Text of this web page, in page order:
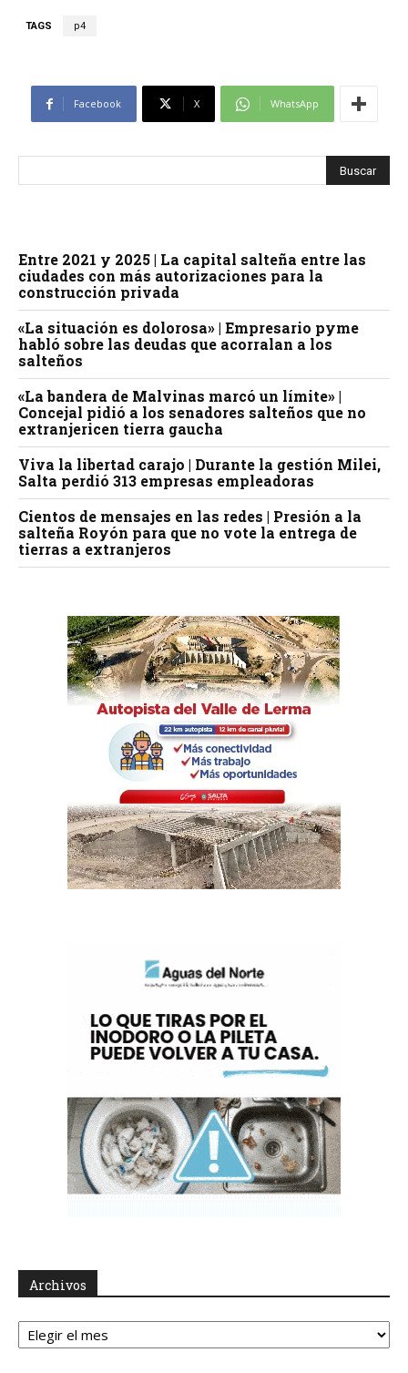
TAGS p4
Facebook X WhatsApp
Entre 2021 y 2025 | La capital salteña entre las
ciudades con más autorizaciones para la
construcción privada
«La situación es dolorosa» | Empresario pyme
habló sobre las deudas que acorralan a los
salteños
«La bandera de Malvinas marcó un límite» |
Concejal pidió a los senadores salteños que no
extranjericen tierra gaucha
Viva la libertad carajo | Durante la gestión Milei,
Salta perdió 313 empresas empleadoras
Cientos de mensajes en las redes | Presión a la
salteña Royón para que no vote la entrega de
tierras a extranjeros
Archivos
Archivos